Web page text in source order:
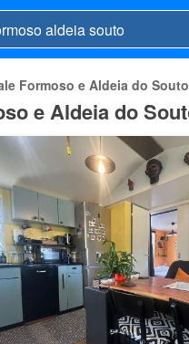
Formoso e Aldeia do Souto
e Aldeia do